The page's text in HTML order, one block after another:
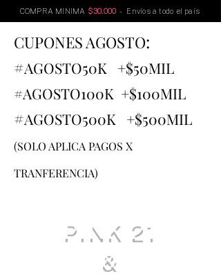
COMPRA MINIMA $30.000 - Envíos a todo el país
CUPONES AGOSTO:
#AGOSTO50K +$50MIL
#AGOSTO100K +$100MIL
#AGOSTO500K +$500MIL
(SOLO APLICA PAGOS X
TRANFERENCIA)
PINK 21
&